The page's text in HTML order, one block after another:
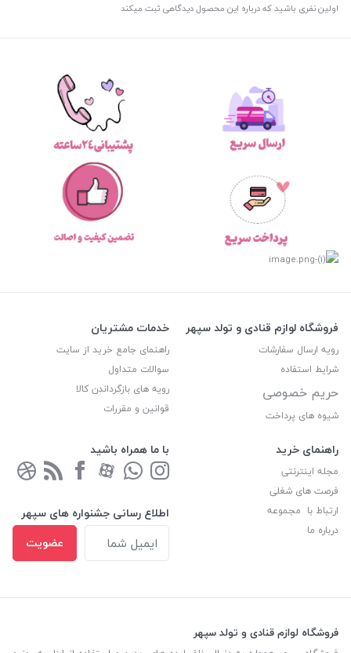
اولین نفری باشید که درباره این محصول دیدگاهی ثبت میکند
فروشگاه لوازم قنادی و تولد سپهر
رویه ارسال سفارشات
شرایط استفاده
حریم خصوصی
شیوه های پرداخت
خدمات مشتریان
راهنمای جامع خرید از سایت
سوالات متداول
رویه های بازگرداندن کالا
قوانین و مقررات
راهنمای خرید
مجله اینترنتی
فرصت های شغلی
ارتباط با مجموعه
درباره ما
با ما همراه باشید
اطلاع رسانی جشنواره های سپهر
عضویت
فروشگاه لوازم قنادی و تولد سپهر